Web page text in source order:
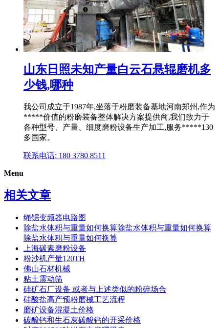
山东日照未知产量白云石悬辊磨机多
少钱,哪种
我公司成立于1987年,坐落于粉磨装备基地河南郑州,作为
*****价值的粉磨装备整体解决方案提供商,我们致力于
各种型号、产量、细度磨粉设备生产加工,服务*****130
多国家。
联系电话: 180 3780 8511
Menu
相关文章
绳锯变频器电路图
除盐水体积与重量如何换算除盐水体积与重量如何换算
除盐水体积与重量如何换算
上海碳素磨粉设备
粉沙机产量120TH
佛山石材机械
粘土震动筛
硅矿石厂设备 或者与上述类似的粉碎场合
硅酸盐高产预粉磨械工艺流程
磨矿设备混凝土价格
碳酸钙和生石灰碳酸钙的开采价格